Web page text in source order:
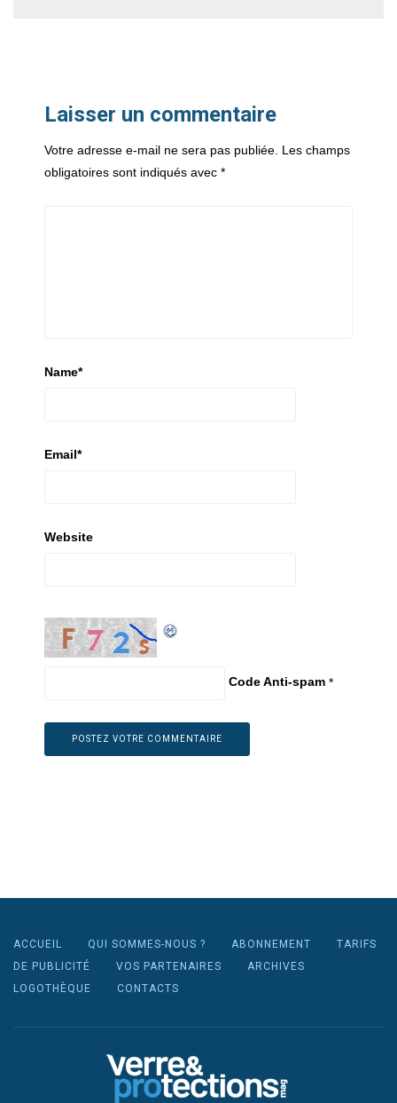
Laisser un commentaire
Votre adresse e-mail ne sera pas publiée. Les champs
obligatoires sont indiqués avec *
Name*
Email*
Website
Code Anti-spam *
ACCUEIL QUI SOMMES-NOUS ? ABONNEMENT
TARIFS
DE PUBLICITÉ
VOS PARTENAIRES
ARCHIVES
LOGOTHÈQUE
CONTACTS